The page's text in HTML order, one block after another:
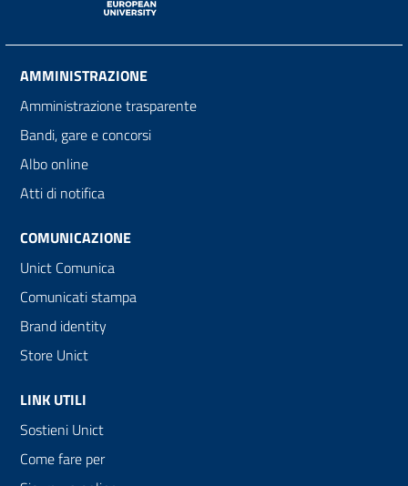
AMMINISTRAZIONE
Amministrazione trasparente
Bandi, gare e concorsi
Albo online
Atti di notifica
COMUNICAZIONE
Unict Comunica
Comunicati stampa
Brand identity
Store Unict
LINK UTILI
Sostieni Unict
Come fare per